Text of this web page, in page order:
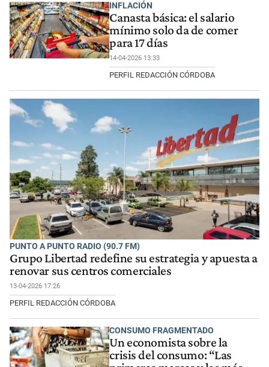
INFLACIÓN
Canasta básica: el salario
mínimo solo da de comer
para 17 días
14-04-2026 13:33
PERFIL REDACCIÓN CÓRDOBA
PUNTO A PUNTO RADIO (90.7 FM)
Grupo Libertad redefine su estrategia y apuesta a
renovar sus centros comerciales
13-04-2026 17:26
PERFIL REDACCIÓN CÓRDOBA
CONSUMO FRAGMENTADO
Un economista sobre la
crisis del consumo: “Las